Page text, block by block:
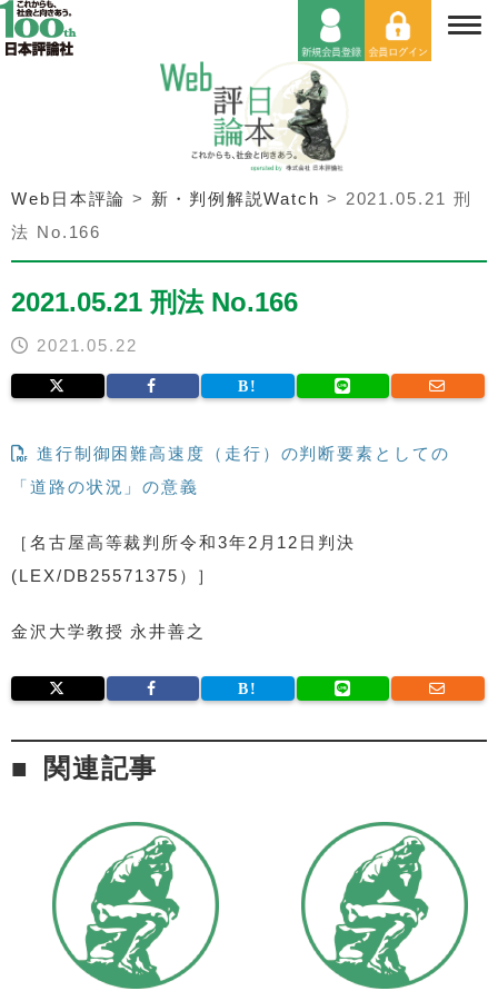
Web日本評論 > 新・判例解説Watch > 2021.05.21 刑
法 No.166
2021.05.21 刑法 No.166
2021.05.22
進行制御困難高速度（走行）の判断要素としての
「道路の状況」の意義
［名古屋高等裁判所令和3年2月12日判決
(LEX/DB25571375）］
金沢大学教授 永井善之
関連記事